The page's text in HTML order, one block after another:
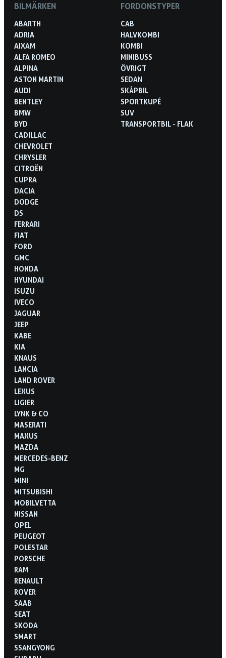
BILMÄRKEN
ABARTH
ADRIA
AIXAM
ALFA ROMEO
ALPINA
ASTON MARTIN
AUDI
BENTLEY
BMW
BYD
CADILLAC
CHEVROLET
CHRYSLER
CITROËN
CUPRA
DACIA
DODGE
DS
FERRARI
FIAT
FORD
GMC
HONDA
HYUNDAI
ISUZU
IVECO
JAGUAR
JEEP
KABE
KIA
KNAUS
LANCIA
LAND ROVER
LEXUS
LIGIER
LYNK & CO
MASERATI
MAXUS
MAZDA
MERCEDES-BENZ
MG
MINI
MITSUBISHI
MOBILVETTA
NISSAN
OPEL
PEUGEOT
POLESTAR
PORSCHE
RAM
RENAULT
ROVER
SAAB
SEAT
SKODA
SMART
SSANGYONG
FORDONSTYPER
CAB
HALVKOMBI
KOMBI
MINIBUSS
ÖVRIGT
SEDAN
SKÅPBIL
SPORTKUPÉ
SUV
TRANSPORTBIL - FLAK